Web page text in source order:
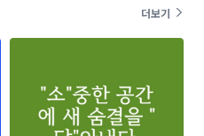
더보기